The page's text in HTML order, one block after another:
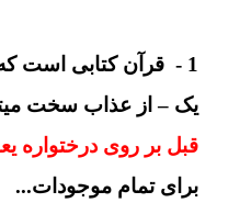
1 - قرآن کتابی است که بر بنده خدا نازل شده است و کجی و اعوجاجی در آن نیست:
یک – از عذاب سخت
قبل بر روی درختواره
برای تمام موجودات...